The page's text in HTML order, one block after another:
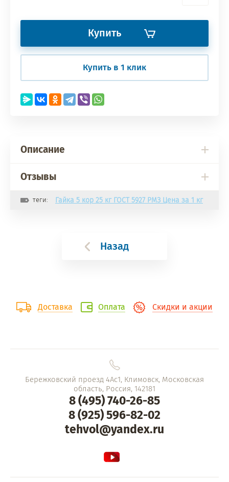
Купить
Купить в 1 клик
Описание
Отзывы
теги: Гайка 5 кор 25 кг ГОСТ 5927 РМЗ Цена за 1 кг
Назад
Доставка Оплата Скидки и акции
Бережковский проезд 4Ас1, Климовск, Московская
область, Россия, 142181
8 (495) 740-26-85
8 (925) 596-82-02
tehvol@yandex.ru